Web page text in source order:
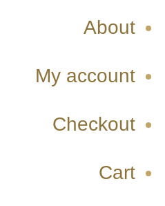
About
My account
Checkout
Cart